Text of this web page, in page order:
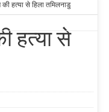
हत्या से हिला तमिलनाडु
हत्या से